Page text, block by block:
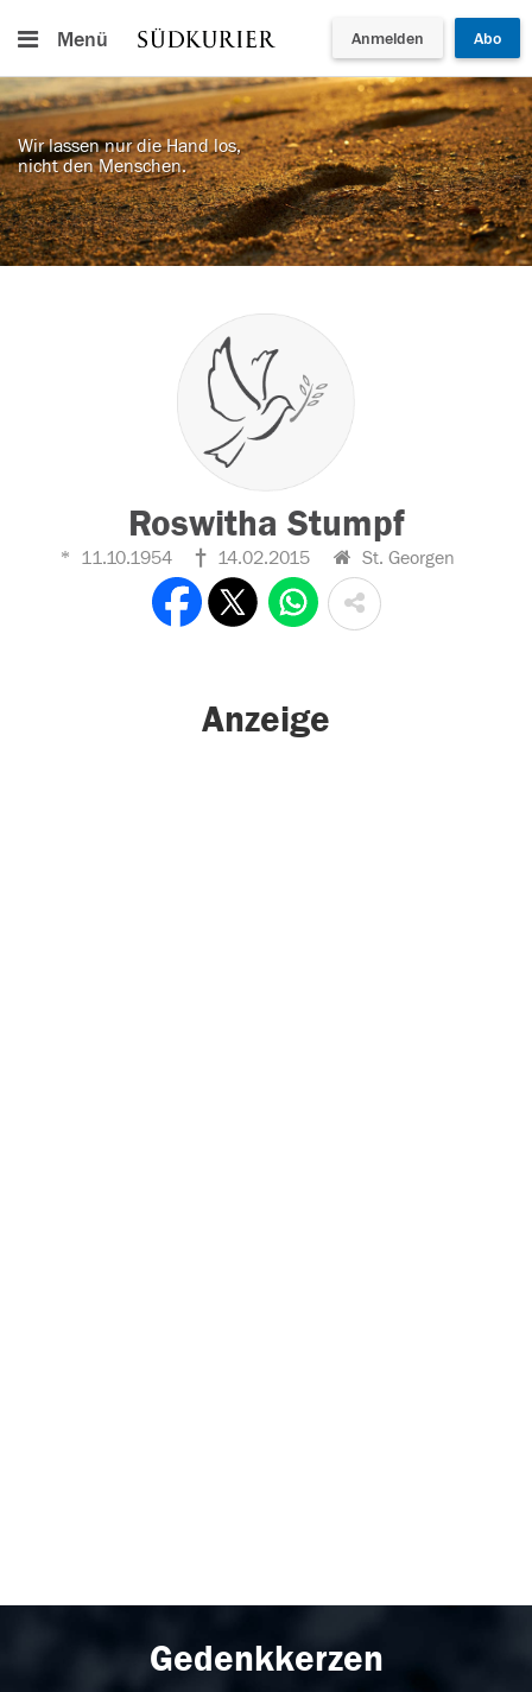
Menü Anmelden Abo
Wir lassen nur die Hand los,
nicht den Menschen.
Roswitha Stumpf
11.10.1954 14.02.2015 St. Georgen
Anzeige
Gedenkkerzen